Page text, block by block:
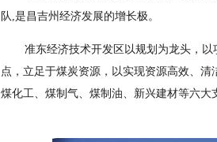
队,是昌吉州经济发展的增长极。
准东经济技术开发区以规划为龙头，
点，立足于煤炭资源，以实现资源高效、
煤化工、煤制气、煤制油、新兴建材等六